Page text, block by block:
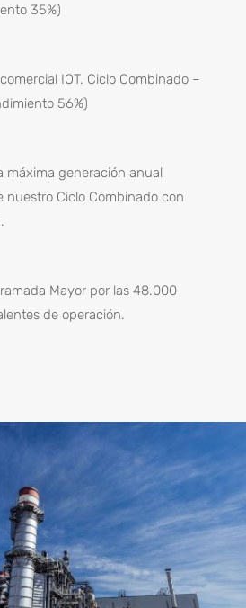
35%)
IOT. Ciclo Combinado –
56%)
máxima generación anual
nuestro Ciclo Combinado con
Mayor por las 48.000
de operación.